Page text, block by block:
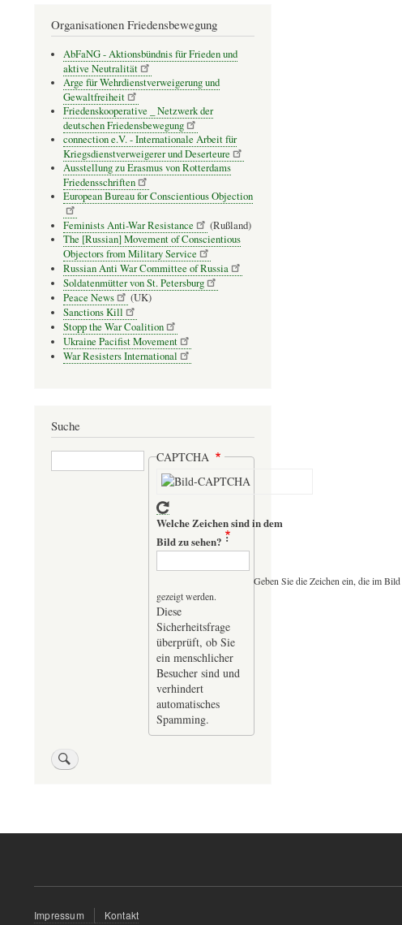
Organisationen Friedensbewegung
AbFaNG - Aktionsbündnis für Frieden und
aktive Neutralität
Arge für Wehrdienstverweigerung und
Gewaltfreiheit
Friedenskooperative _ Netzwerk der
deutschen Friedensbewegung
connection e.V. - Inter­na­tio­nale Arbeit für
Kriegs­dienst­ver­wei­gerer und Deser­teure
Ausstellung zu Erasmus von Rotterdams
Friedensschriften
European Bureau for Conscientious Objection
Feminists Anti-War Resistance
(Rußland)
The [Russian] Movement of Conscientious
Objectors from Military Service
Russian Anti War Committee of Russia
Soldatenmütter von St. Petersburg
Peace News
(UK)
Sanctions Kill
Stopp the War Coalition
Ukraine Pacifist Movement
War Resisters International
Suche
Suche CAPTCHA
Welche Zeichen sind in dem
Bild zu sehen?
Geben Sie die Zeichen ein, die im Bild
gezeigt werden.
Diese
Sicherheitsfrage
überprüft, ob Sie
ein menschlicher
Besucher sind und
verhindert
automatisches
Spamming.
Fußzeilenmenü
Impressum Kontakt